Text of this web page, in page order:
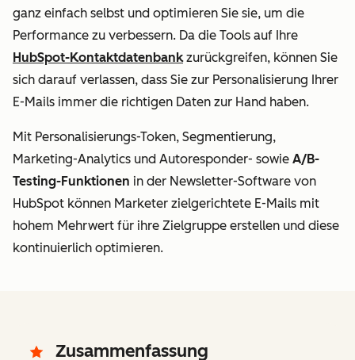
ganz einfach selbst und optimieren Sie sie, um die
Performance zu verbessern. Da die Tools auf Ihre
HubSpot-Kontaktdatenbankzurückgreifen, können Sie
sich darauf verlassen, dass Sie zur Personalisierung Ihrer
E-Mails immer die richtigen Daten zur Hand haben.
Mit Personalisierungs-Token, Segmentierung,
Marketing-Analytics und Autoresponder- sowie A/B-
Testing-Funktionen in der Newsletter-Software von
HubSpot können Marketer zielgerichtete E-Mails mit
hohem Mehrwert für ihre Zielgruppe erstellen und diese
kontinuierlich optimieren.
Zusammenfassung